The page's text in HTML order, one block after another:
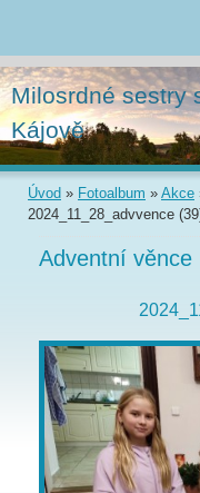
Milosrdné sestry
Kájově
Úvod » Fotoalbum » Akce
2024_11_28_advvence
Adventní věnce